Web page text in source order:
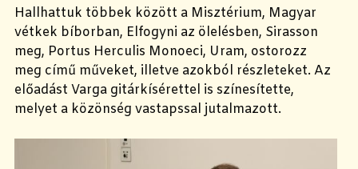
Hallhattuk többek között a Misztérium, Magyar
vétkek bíborban, Elfogyni az ölelésben, Sirasson
meg, Portus Herculis Monoeci, Uram, ostorozz
meg című műveket, illetve azokból részleteket. Az
előadást Varga gitárkísérettel is színesítette,
melyet a közönség vastapssal jutalmazott.